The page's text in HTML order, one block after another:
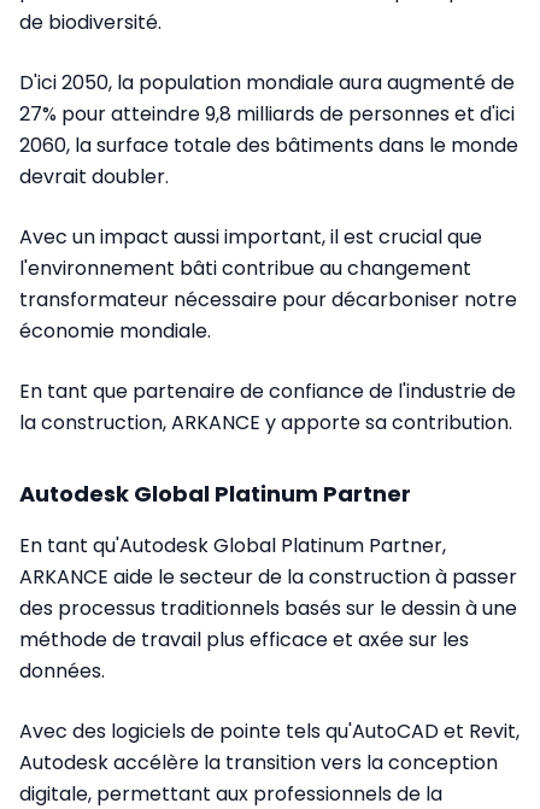
de biodiversité.
D'ici 2050, la population mondiale aura augmenté de
27% pour atteindre 9,8 milliards de personnes et d'ici
2060, la surface totale des bâtiments dans le monde
devrait doubler.
Avec un impact aussi important, il est crucial que
l'environnement bâti contribue au changement
transformateur nécessaire pour décarboniser notre
économie mondiale.
En tant que partenaire de confiance de l'industrie de
la construction, ARKANCE y apporte sa contribution.
Autodesk Global Platinum Partner
En tant qu'Autodesk Global Platinum Partner,
ARKANCE aide le secteur de la construction à passer
des processus traditionnels basés sur le dessin à une
méthode de travail plus efficace et axée sur les
données.
Avec des logiciels de pointe tels qu'AutoCAD et Revit,
Autodesk accélère la transition vers la conception
digitale, permettant aux professionnels de la